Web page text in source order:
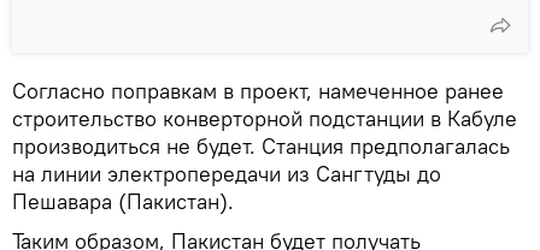
Согласно поправкам в проект, намеченное ранее
строительство конверторной подстанции в Кабуле
производиться не будет. Станция предполагалась
на линии электропередачи из Сангтуды до
Пешавара (Пакистан).
Таким образом, Пакистан будет получать